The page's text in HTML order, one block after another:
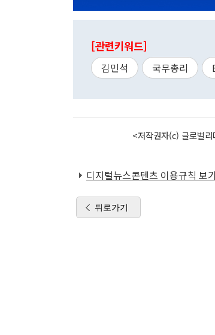
[관련키워드]
김민석 국무총리
<저작권자(c) 글로벌
디지털뉴스콘텐츠 이용규칙 보기
뒤로가기